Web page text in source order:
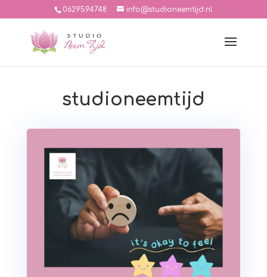
0629594748 info@studioneemtijd.nl
studioneemtijd